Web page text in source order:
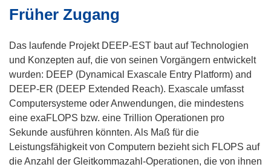
Früher Zugang
Das laufende Projekt DEEP-EST baut auf Technologien
und Konzepten auf, die von seinen Vorgängern entwickelt
wurden: DEEP (Dynamical Exascale Entry Platform) and
DEEP-ER (DEEP Extended Reach). Exascale umfasst
Computersysteme oder Anwendungen, die mindestens
eine exaFLOPS bzw. eine Trillion Operationen pro
Sekunde ausführen könnten. Als Maß für die
Leistungsfähigkeit von Computern bezieht sich FLOPS auf
die Anzahl der Gleitkommazahl-Operationen, die von ihnen